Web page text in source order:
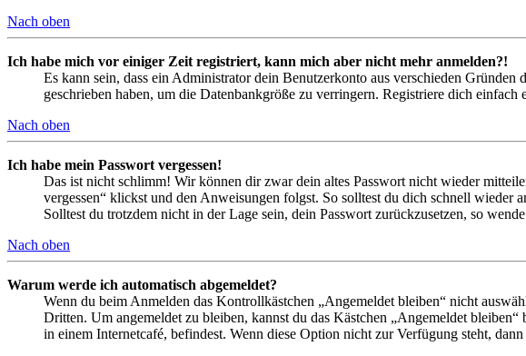
Nach oben
Ich habe mich vor einiger Zeit registriert, kann mich aber nicht mehr anmelden?!
Es kann sein, dass ein Administrator dein Benutzerkonto aus verschieden
geschrieben haben, um die Datenbankgröße zu verringern. Registriere dich
Nach oben
Ich habe mein Passwort vergessen!
Das ist nicht schlimm! Wir können dir zwar dein altes Passwort nicht wieder
vergessen“ klickst und den Anweisungen folgst. So solltest du dich schnell wieder
Solltest du trotzdem nicht in der Lage sein, dein Passwort zurückzusetzen, so
Nach oben
Warum werde ich automatisch abgemeldet?
Wenn du beim Anmelden das Kontrollkästchen „Angemeldet bleiben“ nicht
Dritten. Um angemeldet zu bleiben, kannst du das Kästchen „Angemeldet
in einem Internetcafé, befindest. Wenn diese Option nicht zur Verfügung steht,